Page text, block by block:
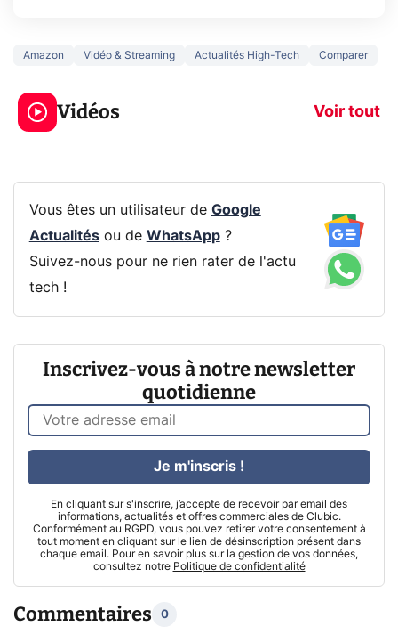
Amazon Vidéo & Streaming Actualités High-Tech Comparer
Vidéos Voir tout
5 générations de
jeux dans la
prochaine Xbox !
Ce que vous
navigation
Vous êtes un utilisateur de Google
Actualitésou de WhatsApp?
Suivez-nous pour ne rien rater de l'actu
tech !
Inscrivez-vous à notre newsletter
quotidienne
En cliquant sur s'inscrire, j’accepte de recevoir par email des
informations, actualités et offres commerciales de Clubic.
Conformément au RGPD, vous pouvez retirer votre consentement à
tout moment en cliquant sur le lien de désinscription présent dans
chaque email. Pour en savoir plus sur la gestion de vos données,
consultez notre Politique de confidentialité
Je m'inscris !
Commentaires 0